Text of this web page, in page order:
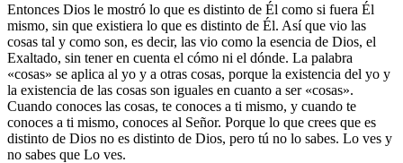
Entonces Dios le mostró lo que es distinto de Él como si fuera Él
mismo, sin que existiera lo que es distinto de Él. Así que vio las
cosas tal y como son, es decir, las vio como la esencia de Dios, el
Exaltado, sin tener en cuenta el cómo ni el dónde. La palabra
«cosas» se aplica al yo y a otras cosas, porque la existencia del yo y
la existencia de las cosas son iguales en cuanto a ser «cosas».
Cuando conoces las cosas, te conoces a ti mismo, y cuando te
conoces a ti mismo, conoces al Señor. Porque lo que crees que es
distinto de Dios no es distinto de Dios, pero tú no lo sabes. Lo ves y
no sabes que Lo ves.